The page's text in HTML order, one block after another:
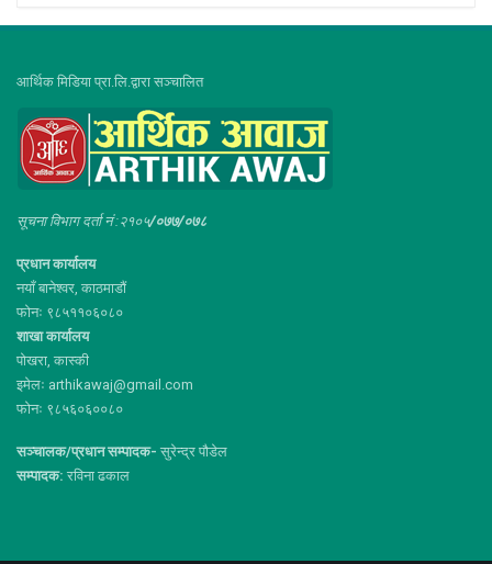
आर्थिक मिडिया प्रा.लि.द्वारा सञ्चालित
सूचना विभाग दर्ता नं :२१०५/०७७/०७८
प्रधान कार्यालय
नयाँ बानेश्वर, काठमाडौं
फोनः ९८५११०६०८०
शाखा कार्यालय
पोखरा, कास्की
इमेलः arthikawaj@gmail.com
फोनः ९८५६०६००८०
सञ्चालक/प्रधान सम्पादक- सुरेन्द्र पौडेल
सम्पादक: रविना ढकाल